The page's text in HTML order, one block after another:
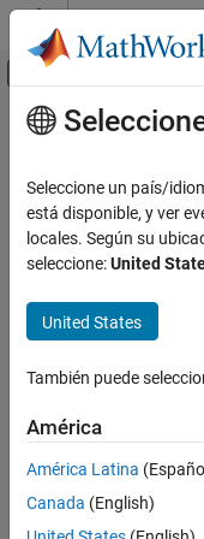
Saltar al contenido
Mostrar/
Inicio de Documentación
Archivos y carpetas
Operaciones de archivos
EN ESTA PÁGINA
Sintaxis
Ejemplos
Argumentos de entrada
Contenido principal
rmdir
Eliminar carpeta
contraer todo en la
rmdir folderName
[status,msg] =
[status,msg,msgID]
Descripción
rmdirfolderName
Seleccione un país/
está disponible, y ver
locales. Según su
seleccione:United
United States
También puede
América
América Latina
Canada (English)